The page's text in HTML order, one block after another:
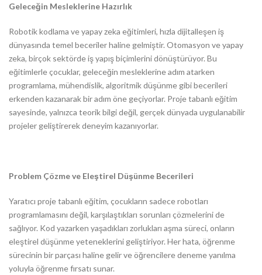
Geleceğin Mesleklerine Hazırlık
Robotik kodlama ve yapay zeka eğitimleri, hızla dijitalleşen iş
dünyasında temel beceriler haline gelmiştir. Otomasyon ve yapay
zeka, birçok sektörde iş yapış biçimlerini dönüştürüyor. Bu
eğitimlerle çocuklar, geleceğin mesleklerine adım atarken
programlama, mühendislik, algoritmik düşünme gibi becerileri
erkenden kazanarak bir adım öne geçiyorlar. Proje tabanlı eğitim
sayesinde, yalnızca teorik bilgi değil, gerçek dünyada uygulanabilir
projeler geliştirerek deneyim kazanıyorlar.
Problem Çözme ve Eleştirel Düşünme Becerileri
Yaratıcı proje tabanlı eğitim, çocukların sadece robotları
programlamasını değil, karşılaştıkları sorunları çözmelerini de
sağlıyor. Kod yazarken yaşadıkları zorlukları aşma süreci, onların
eleştirel düşünme yeteneklerini geliştiriyor. Her hata, öğrenme
sürecinin bir parçası haline gelir ve öğrencilere deneme yanılma
yoluyla öğrenme fırsatı sunar.